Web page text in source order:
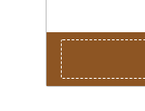
• Grains: 40 •
Waffentyp:
Training /
stehend /